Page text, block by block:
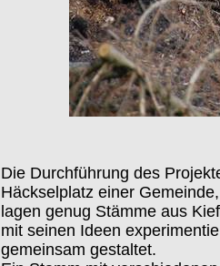
Die Durchführung des
Häckselplatz einer
lagen genug Stämme aus
mit seinen Ideen
gemeinsam gestaltet.